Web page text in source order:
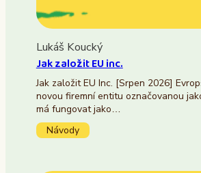
Lukáš Koucký
Jak založit EU inc.
Jak založit EU Inc. [Srpen 2026]
novou firemní entitu označovanou
má fungovat jako…
Návody